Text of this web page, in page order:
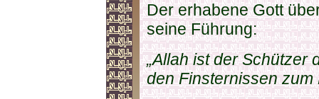
Der erhabene Gott
seine Führung:
„Allah ist der Schützer
den Finsternissen zum